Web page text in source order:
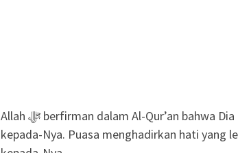
Allah ﷻ berfirman dalam Al-Qur’an bahwa Dia mengabulkan doa hamba yang berdoa
kepada-Nya. Puasa menghadirkan hati yang